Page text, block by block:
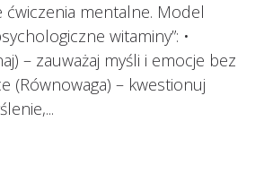
mentalne. Model
witaminy”: •
– zauważaj myśli i emocje bez
(Równowaga) – kwestionuj